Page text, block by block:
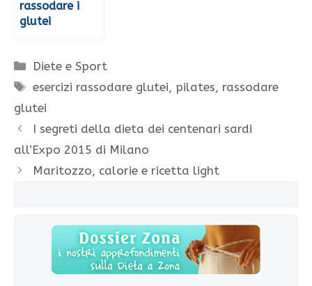
rassodare i
glutei
Categorie
Diete e Sport
Tag
esercizi rassodare glutei, pilates, rassodare
glutei
I segreti della dieta dei centenari sardi
all’Expo 2015 di Milano
Maritozzo, calorie e ricetta light